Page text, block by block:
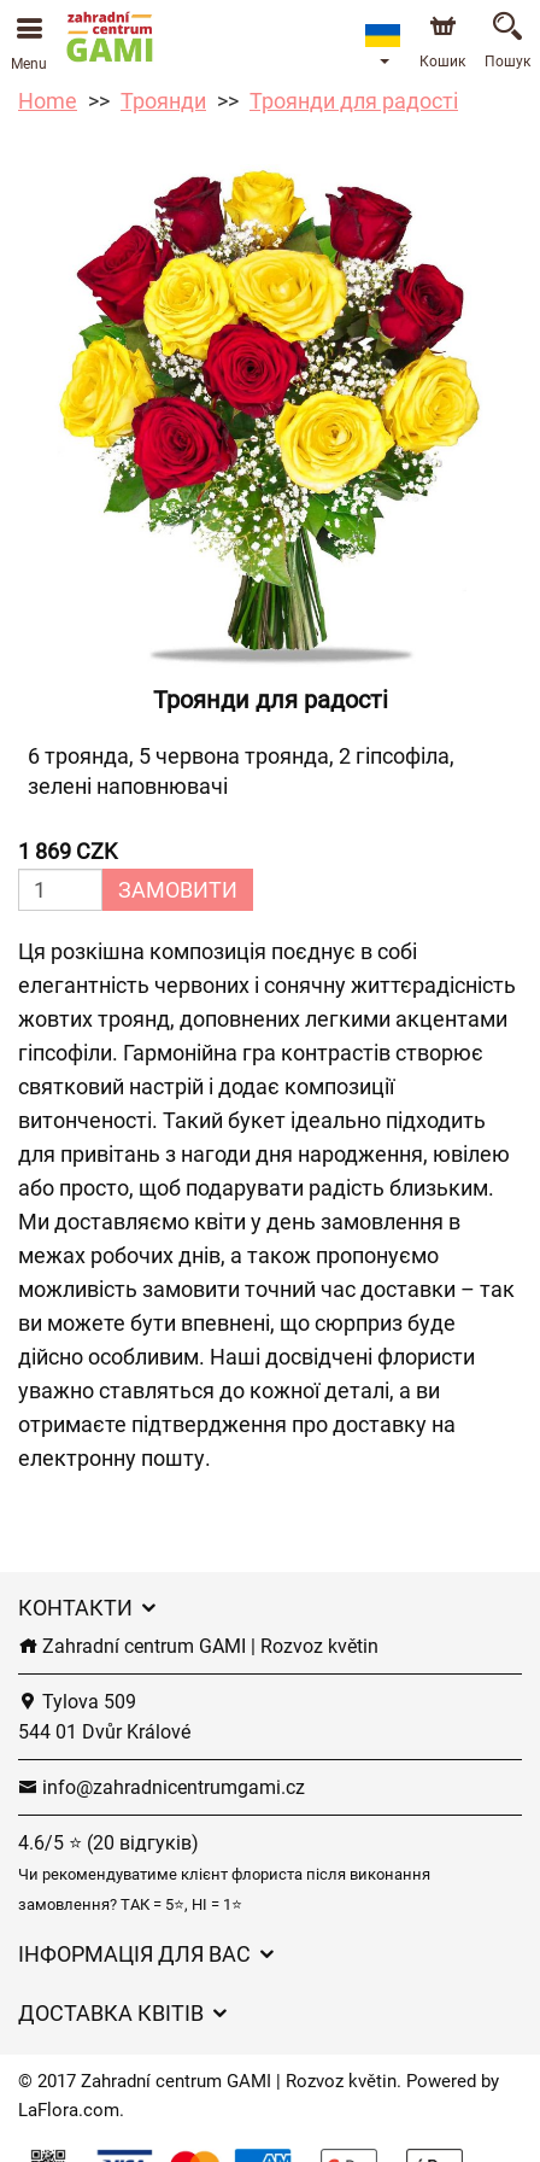
Menu Кошик Пошук
Home Троянди Троянди для радості
Троянди для радості
6 троянда, 5 червона троянда, 2 гіпсофіла,
зелені наповнювачі
1 869 CZK
ЗАМОВИТИ
Ця розкішна композиція поєднує в собі
елегантність червоних і сонячну життєрадісність
жовтих троянд, доповнених легкими акцентами
гіпсофіли. Гармонійна гра контрастів створює
святковий настрій і додає композиції
витонченості. Такий букет ідеально підходить
для привітань з нагоди дня народження, ювілею
або просто, щоб подарувати радість близьким.
Ми доставляємо квіти у день замовлення в
межах робочих днів, а також пропонуємо
можливість замовити точний час доставки – так
ви можете бути впевнені, що сюрприз буде
дійсно особливим. Наші досвідчені флористи
уважно ставляться до кожної деталі, а ви
отримаєте підтвердження про доставку на
електронну пошту.
КОНТАКТИ
Zahradní centrum GAMI | Rozvoz květin
Tylova 509
544 01 Dvůr Králové
info@zahradnicentrumgami.cz
4.6/5 ⭐ (20 відгуків)
Чи рекомендуватиме клієнт флориста після виконання
замовлення? ТАК = 5⭐, НІ = 1⭐
ІНФОРМАЦІЯ ДЛЯ ВАС
Захист персональних даних
Час доставки квітів – огляд можливостей
ДОСТАВКА КВІТІВ
Куди ми доставляємо квіти
© 2017 Zahradní centrum GAMI | Rozvoz květin. Powered by
LaFlora.com.